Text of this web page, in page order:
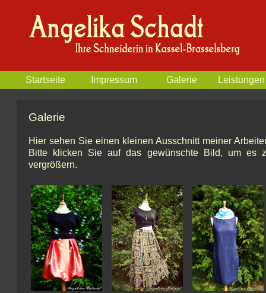
Startseite Impressum Galerie Leistungen
Galerie
Hier sehen Sie einen kleinen Ausschnitt meiner
Bitte klicken Sie auf das gewünschte Bild, um es
vergrößern.